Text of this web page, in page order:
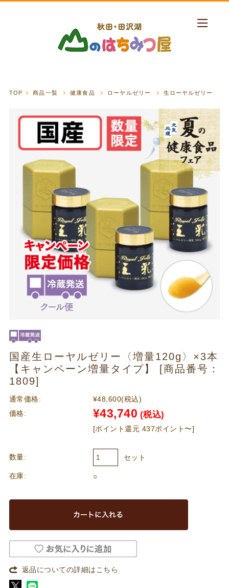
TOP 商品一覧 健康食品 ローヤルゼリー 生ローヤルゼリー
国産生ローヤルゼリー〈増量120g〉×3本
【キャンペーン増量タイプ】 [商品番号：
1809]
通常価格: ¥48,600(税込)
価格:
¥43,740 (税込)
[ポイント還元 437ポイント〜]
数量: セット
在庫: ○
返品についての詳細はこちら